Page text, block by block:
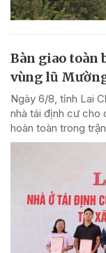
Bàn giao toàn
vùng lũ
Ngày 6/8, tỉnh Lai
nhà tái định cư cho
hoàn toàn trong